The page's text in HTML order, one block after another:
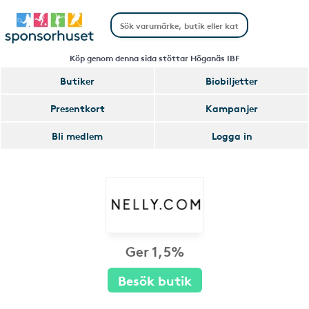
Köp genom denna sida stöttar Höganäs IBF
Butiker
Biobiljetter
Presentkort
Kampanjer
Bli medlem
Logga in
Ger 1,5%
Besök butik